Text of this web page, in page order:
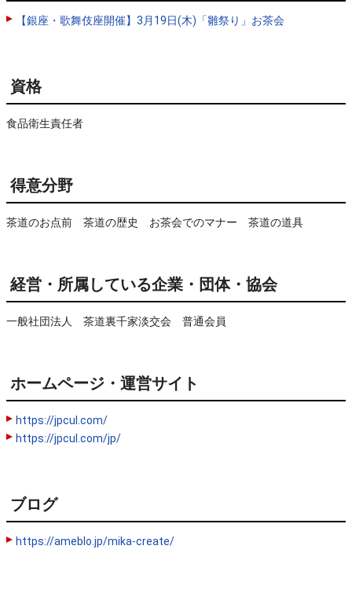
【銀座・歌舞伎座開催】3月19日(木)「雛祭り」お茶会
資格
食品衛生責任者
得意分野
茶道のお点前　茶道の歴史　お茶会でのマナー　茶道の道具
経営・所属している企業・団体・協会
一般社団法人 茶道裏千家淡交会 普通会員
ホームページ・運営サイト
https://jpcul.com/
https://jpcul.com/jp/
ブログ
https://ameblo.jp/mika-create/